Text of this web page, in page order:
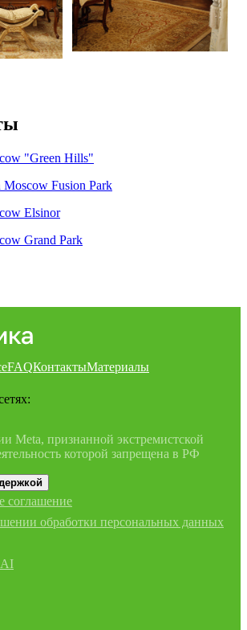
"Green Hills"
Moscow Fusion Park
Elsinor
Grand Park
FAQКонтактыМатериалы
Meta, признанной экстремистской
которой запрещена в РФ
соглашение
обработки персональных данных